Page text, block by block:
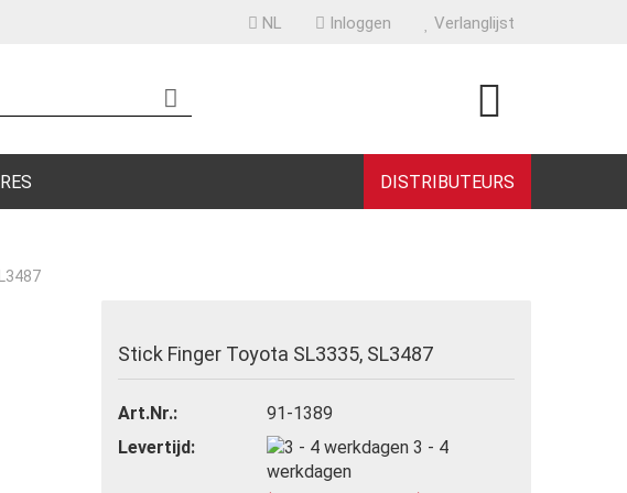
NL Inloggen
Wachtwoord vergeten?
Verlanglijst
DISTRIBUTEURS
Stick Finger Toyota SL3335, SL3487
Art.Nr.:
91-1389
Levertijd:
3 - 4
werkdagen